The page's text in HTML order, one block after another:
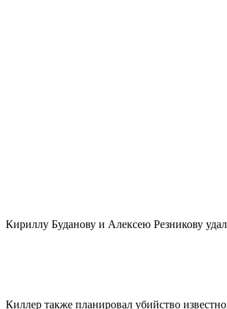
Кириллу Буданову и Алексею Резникову
Киллер также планировал убийство